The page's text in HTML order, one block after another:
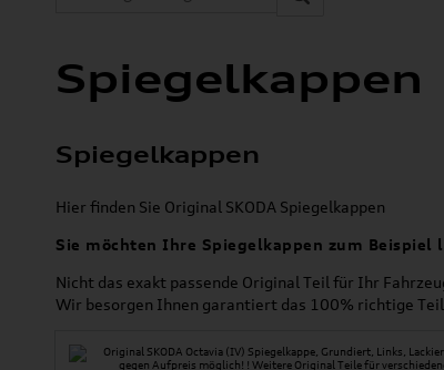
Spiegelkappen
Spiegelkappen
Hier finden Sie Original SKODA Spiegelkappen
Sie möchten Ihre Spiegelkappen zum
Nicht das exakt passende Original Teil für Ihr
Wir besorgen Ihnen garantiert das 100% richtige Teil -